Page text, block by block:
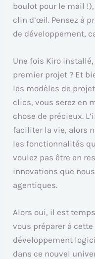
boulot pour le mail
clin d’œil. Pensez à
de développement,
Une fois Kiro
premier projet ? Et
les modèles de
clics, vous serez en
chose de précieux.
faciliter la vie, alors
les fonctionnalités
voulez pas être en
innovations que
agentiques.
Alors oui, il est
vous préparer à
développement
dans ce nouvel